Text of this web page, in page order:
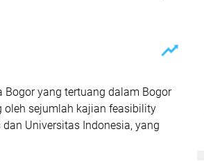
yang tertuang dalam Bogor
oleh sejumlah kajian feasibility
Universitas Indonesia, yang